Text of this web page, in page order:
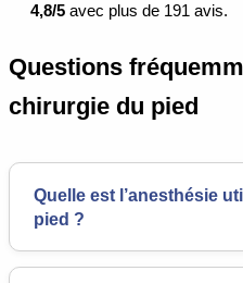
4,8/5 avec plus de 191 avis.
Questions
chirurgie du pied
Quelle est l’anesthésie
pied ?